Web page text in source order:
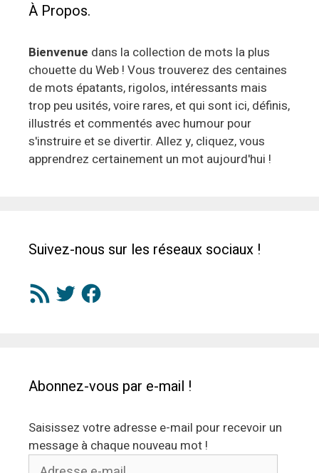
À Propos.
Bienvenue dans la collection de mots la plus
chouette du Web ! Vous trouverez des centaines
de mots épatants, rigolos, intéressants mais
trop peu usités, voire rares, et qui sont ici, définis,
illustrés et commentés avec humour pour
s'instruire et se divertir. Allez y, cliquez, vous
apprendrez certainement un mot aujourd'hui !
Suivez-nous sur les réseaux sociaux !
Flux
RSS
TwitterFacebook
Abonnez-vous par e-mail !
Saisissez votre adresse e-mail pour recevoir un
message à chaque nouveau mot !
Adresse